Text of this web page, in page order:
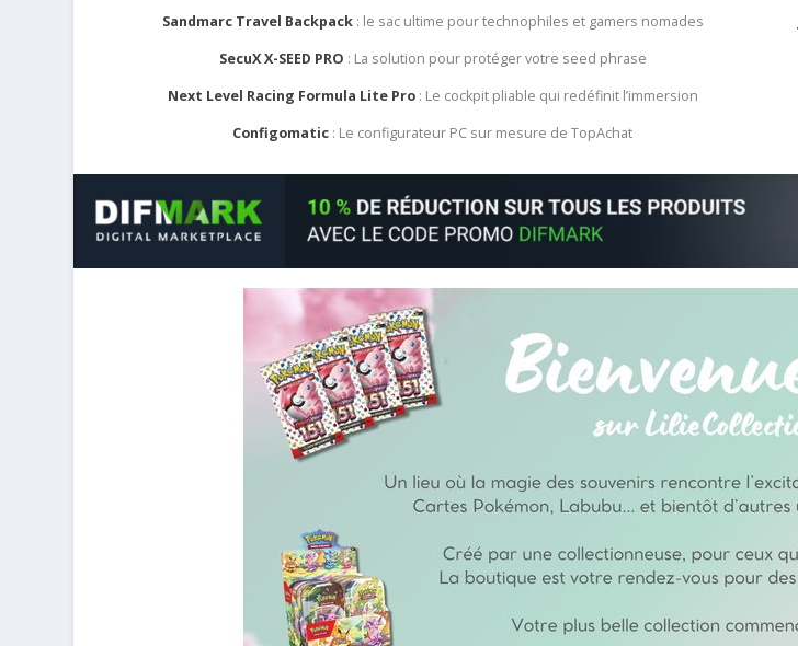
Sandmarc Travel Backpack: le sac ultime pour technophiles et gamers nomades
SecuX X-SEED PRO : La solution pour protéger votre seed phrase
Next Level Racing Formula Lite Pro: Le cockpit pliable qui redéfinit l’immersion
Configomatic : Le configurateur PC sur mesure de TopAchat